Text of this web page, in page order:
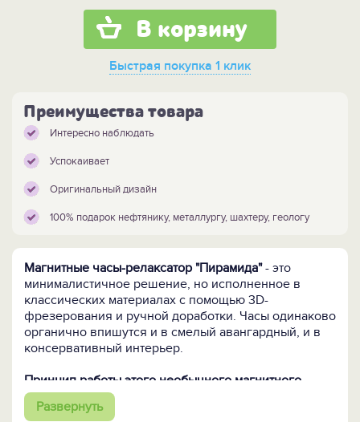
В корзину
Быстрая покупка 1 клик
Преимущества товара
Интересно наблюдать
Успокаивает
Оригинальный дизайн
100% подарок нефтянику, металлургу, шахтеру, геологу
Магнитные часы-релаксатор "Пирамида"- это
минималистичное решение, но исполненное в
классических материалах с помощью 3D-
фрезерования и ручной доработки. Часы одинаково
органично впишутся и в смелый авангардный, и в
консервативный интерьер.
Принцип работы этого необычного магнитного
релаксаторатакой же, как у привычных песочных
часов. Только вместо песка колба часов заполнена
Развернуть